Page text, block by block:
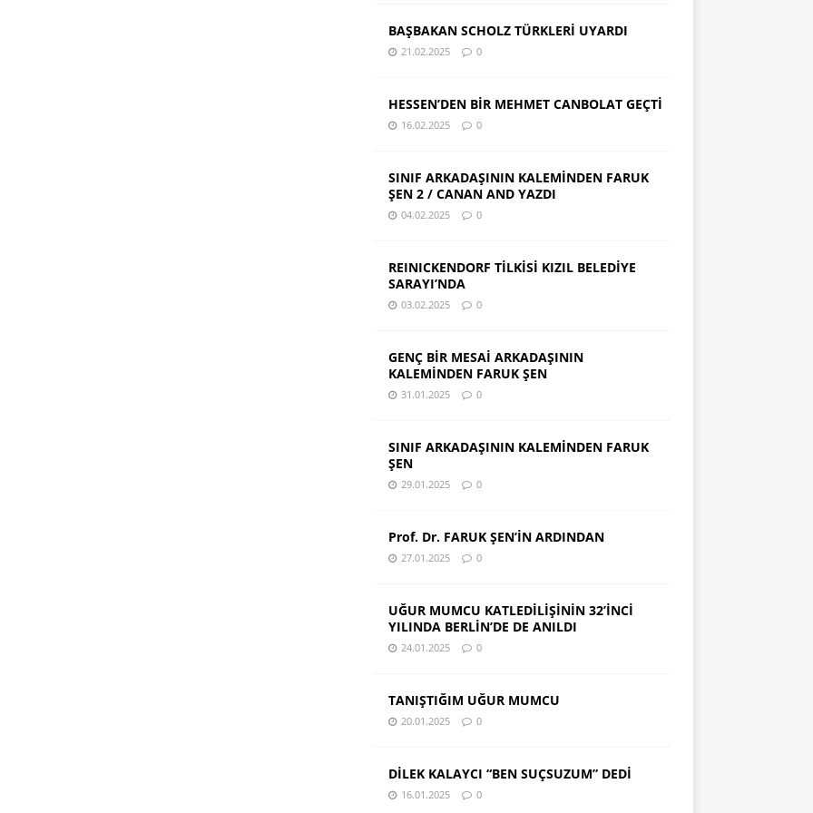
BAŞBAKAN SCHOLZ TÜRKLERİ UYARDI
21.02.2025 0
HESSEN’DEN BİR MEHMET CANBOLAT GEÇTİ
16.02.2025 0
SINIF ARKADAŞININ KALEMİNDEN FARUK
ŞEN 2 / CANAN AND YAZDI
04.02.2025 0
REINICKENDORF TİLKİSİ KIZIL BELEDİYE
SARAYI’NDA
03.02.2025 0
GENÇ BİR MESAİ ARKADAŞININ
KALEMİNDEN FARUK ŞEN
31.01.2025 0
SINIF ARKADAŞININ KALEMİNDEN FARUK
ŞEN
29.01.2025 0
Prof. Dr. FARUK ŞEN’İN ARDINDAN
27.01.2025 0
UĞUR MUMCU KATLEDİLİŞİNİN 32’İNCİ
YILINDA BERLİN’DE DE ANILDI
24.01.2025 0
TANIŞTIĞIM UĞUR MUMCU
20.01.2025 0
DİLEK KALAYCI “BEN SUÇSUZUM” DEDİ
16.01.2025 0